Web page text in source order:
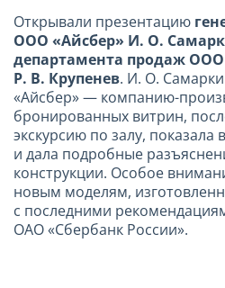
Открывали презентацию
ООО «Айсбер» И. О.
департамента продаж
Р. В. Крупенев. И. О.
«Айсбер» — компанию-
бронированных витрин,
экскурсию по залу, показала
и дала подробные
конструкции. Особое
новым моделям,
с последними
ОАО «Сбербанк России».